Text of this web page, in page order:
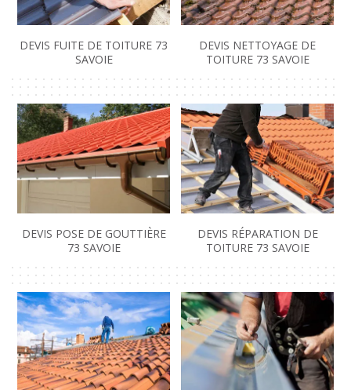
DEVIS FUITE DE TOITURE 73
SAVOIE
DEVIS NETTOYAGE DE
TOITURE 73 SAVOIE
DEVIS POSE DE GOUTTIÈRE
73 SAVOIE
DEVIS RÉPARATION DE
TOITURE 73 SAVOIE